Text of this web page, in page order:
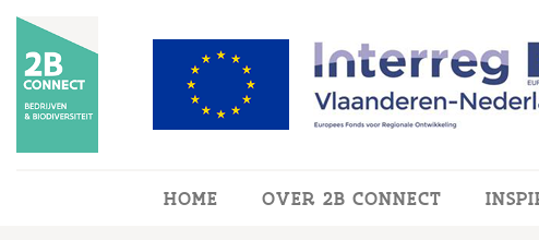
Overslaan en naar de inhoud gaan
HOME OVER 2B CONNECT